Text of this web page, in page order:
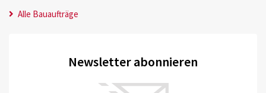
Alle Bauaufträge
Newsletter abonnieren